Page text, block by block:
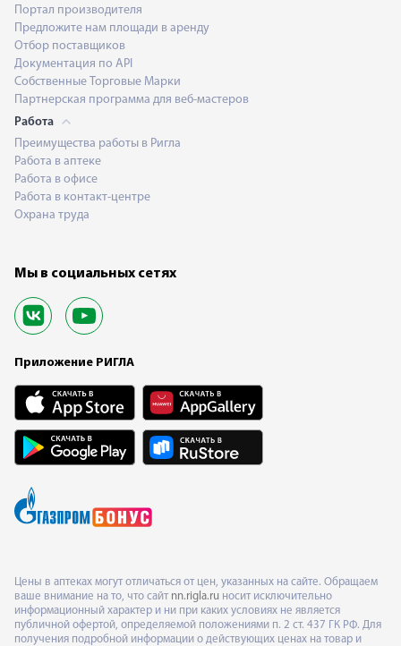
Портал производителя
Предложите нам площади в аренду
Отбор поставщиков
Документация по API
Собственные Торговые Марки
Партнерская программа для веб-мастеров
Работа
Преимущества работы в Ригла
Работа в аптеке
Работа в офисе
Работа в контакт-центре
Охрана труда
Мы в социальных сетях
Приложение РИГЛА
Цены в аптеках могут отличаться от цен, указанных на сайте. Обращаем
ваше внимание на то, что сайт nn.rigla.ru носит исключительно
информационный характер и ни при каких условиях не является
публичной офертой, определяемой положениями п. 2 ст. 437 ГК РФ. Для
получения подробной информации о действующих ценах на товар и